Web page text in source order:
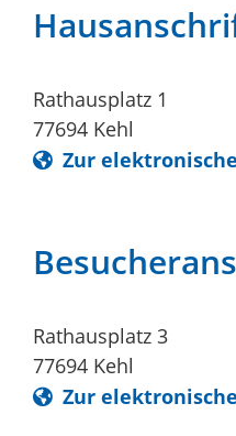
Rathausplatz 1
77694 Kehl
Zur
Rathausplatz 3
77694 Kehl
Zur